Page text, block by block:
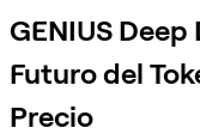
GENIUS
Futuro del
Precio